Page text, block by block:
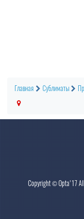
Главная Сублиматы
Copyright ©Opta'17